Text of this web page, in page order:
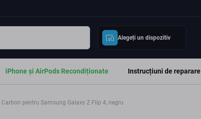
Alegeți un dispozitiv
iPhone și AirPods Recondiționate Instrucțiuni de reparare
pentru Samsung Galaxy Z Flip 4, negru